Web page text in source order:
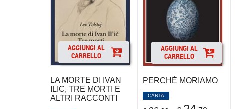
AGGIUNGI AL
CARRELLO
LA MORTE DI IVAN
ILIC, TRE MORTI E
ALTRI RACCONTI
AGGIUNGI AL
CARRELLO
PERCHÉ MORIAMO
CARTA